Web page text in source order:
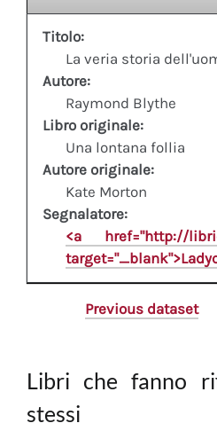
Titolo:
La veria storia
Autore:
Raymond Blythe
Libro originale:
Una lontana follia
Autore originale:
Kate Morton
Segnalatore:
<a href="http://
Previous dataset
Libri che fanno
stessi